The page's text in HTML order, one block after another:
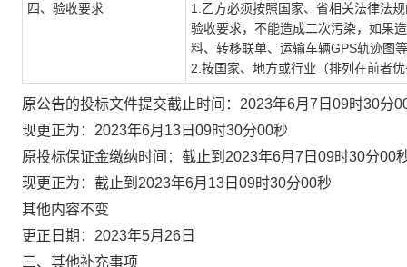
四、验收要求
1.乙方必须按照国家、省相关法律法
验收要求，不能造成二次污染，如果
料、转移联单、运输车辆GPS轨迹图等
2.按国家、地方或行业（排列在前者
原公告的投标文件提交截止时间 ： 2023年6月7日09时30分
现更正为 ： 2023年6月 13 日 09时30分00秒
原投标保证金缴纳时间 ：截止到 2023年6月7日09时30分00
现更正为 ： 截止到 2023年6月 13 日 09时30分00秒
其他内容不变
更正日期： 2023年5月 26 日
三、其他补充事项